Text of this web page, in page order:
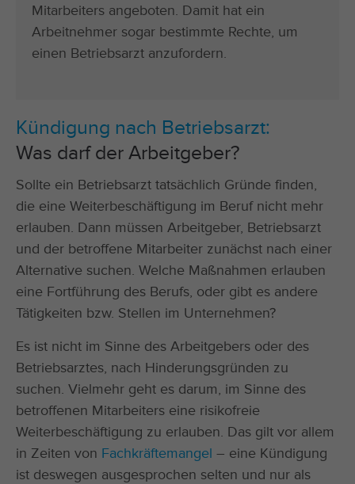
Mitarbeiters angeboten. Damit hat ein
Arbeitnehmer sogar bestimmte Rechte, um
einen Betriebsarzt anzufordern.
Kündigung nach Betriebsarzt:
Was darf der Arbeitgeber?
Sollte ein Betriebsarzt tatsächlich Gründe finden,
die eine Weiterbeschäftigung im Beruf nicht mehr
erlauben. Dann müssen Arbeitgeber, Betriebsarzt
und der betroffene Mitarbeiter zunächst nach einer
Alternative suchen. Welche Maßnahmen erlauben
eine Fortführung des Berufs, oder gibt es andere
Tätigkeiten bzw. Stellen im Unternehmen?
Es ist nicht im Sinne des Arbeitgebers oder des
Betriebsarztes, nach Hinderungsgründen zu
suchen. Vielmehr geht es darum, im Sinne des
betroffenen Mitarbeiters eine risikofreie
Weiterbeschäftigung zu erlauben. Das gilt vor allem
in Zeiten von Fachkräftemangel – eine Kündigung
ist deswegen ausgesprochen selten und nur als